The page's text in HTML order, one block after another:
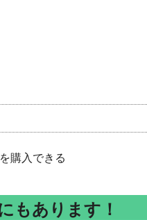
購入できる
もあります！